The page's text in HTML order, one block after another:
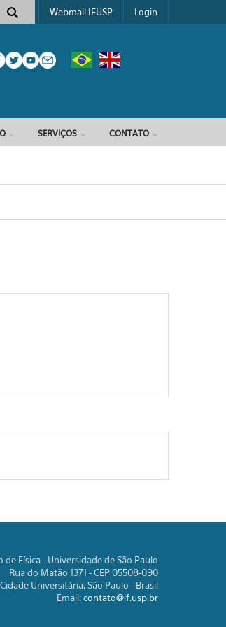
Webmail IFUSP Login
SERVIÇOS CONTATO
Física - Universidade de São Paulo
Rua do Matão 1371 - CEP 05508-090
Cidade Universitária, São Paulo - Brasil
Email:contato@if.usp.br